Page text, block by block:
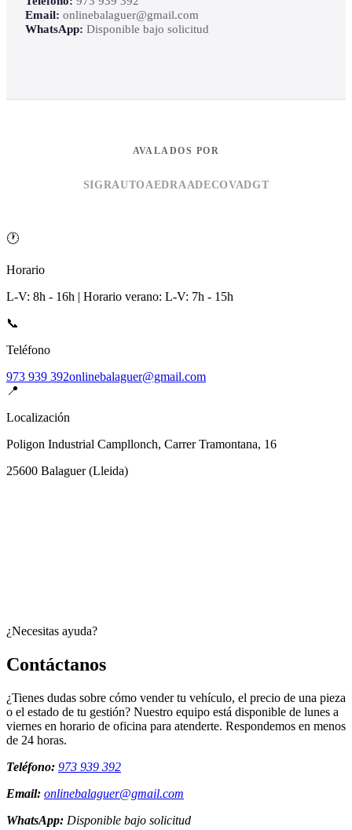
Email: onlinebalaguer@gmail.com
WhatsApp: Disponible bajo solicitud
AVALADOS POR
SIGRAUTOAEDRAADECOVADGT
🕐
Horario
L-V: 8h - 16h | Horario verano: L-V: 7h - 15h
📞
Teléfono
973 939 392onlinebalaguer@gmail.com
📍
Localización
Poligon Industrial Campllonch, Carrer Tramontana, 16
25600 Balaguer(Lleida)
¿Necesitas ayuda?
Contáctanos
¿Tienes dudas sobre cómo vender tu vehículo, el precio de una pieza
o el estado de tu gestión? Nuestro equipo está disponible de lunes a
viernes en horario de oficina para atenderte. Respondemos en menos
de 24 horas.
Teléfono: 973 939 392
Email: onlinebalaguer@gmail.com
WhatsApp: Disponible bajo solicitud